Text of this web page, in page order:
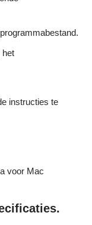
het
instructies te
voor Mac